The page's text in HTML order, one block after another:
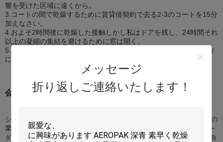
メッセージ
折り返しご連絡いたします！
響を受けた区域に遠くから。
3.コートの間で乾燥するために賃貸借契約で去る2-3のコートを15分
加えなさい。
4.およそ2時間後に乾燥した接触しかし私はドアを残し、24時間それ
以上の凝縮の集結を避けるために窓は開く。
5. Additionalsの海岸は要求されるかもしれない。前のコートが十分
に乾燥していると再適用しなさい。
会社
シンセンの私そっくりの良い化学薬品Co.、株式会社の私そっくりの
業界団体株式会社の
wholly-owned子会社は（1997年以来）、製造業のリー
ダーおよびmarketingcar心配プロダクト、スプレー式塗料、タイヤずっと緊急